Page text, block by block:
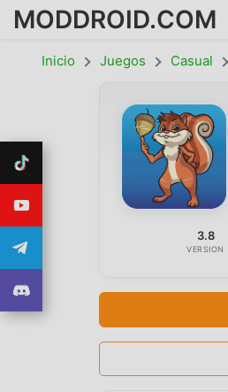
MODDROID.COM
Inicio Juegos Casual
3.8
VERSION